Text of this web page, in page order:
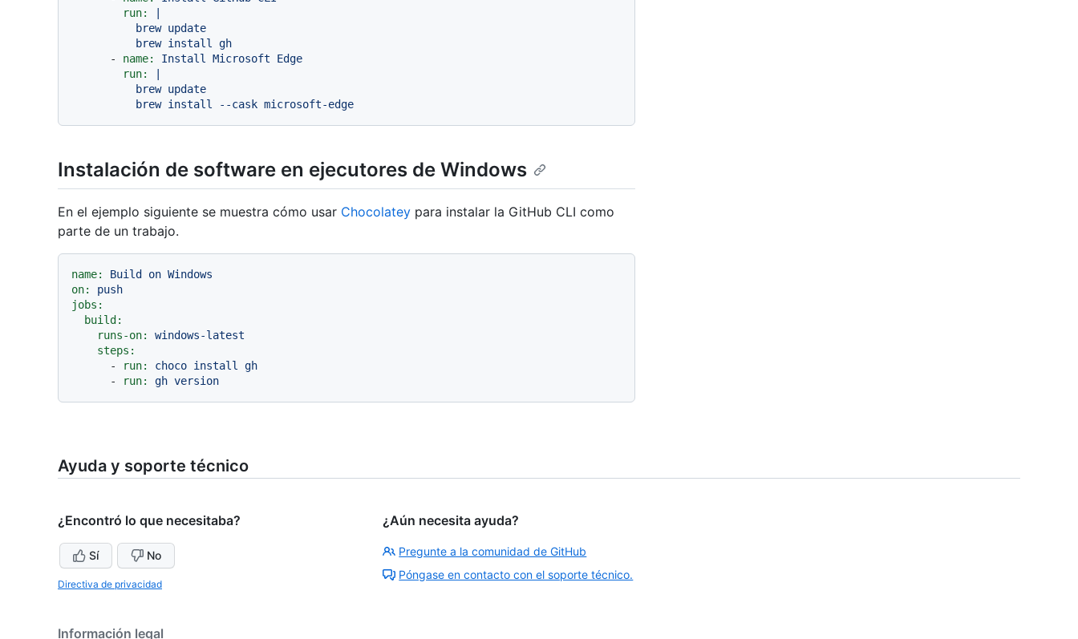
run:
-
name: Install Microsoft
Edge
run:
Instalación de software en ejecutores de Windows
En el ejemplo siguiente se muestra cómo usar Chocolatey para instalar la GitHub CLI como
parte de un trabajo.
name: Build on Windows
on:
push
jobs:
build:
runs-on:
windows-latest
steps:
-
run: choco install
gh
-
run: gh version
Ayuda y soporte técnico
¿Encontró lo que necesitaba?
Sí No
Directiva de privacidad
¿Aún necesita ayuda?
Pregunte a la comunidad de GitHub
Póngase en contacto con el soporte técnico.
Información legal